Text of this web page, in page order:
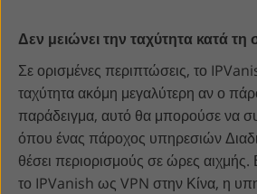
Δεν μειώνει την ταχύτητα κατά τη
Σε ορισμένες περιπτώσεις, το
ταχύτητα ακόμη μεγαλύτερη αν ο
παράδειγμα, αυτό θα μπορούσε να
όπου ένας πάροχος υπηρεσιών
θέσει περιορισμούς σε ώρες αιχμής.
το IPVanish ως VPN στην Κίνα, η